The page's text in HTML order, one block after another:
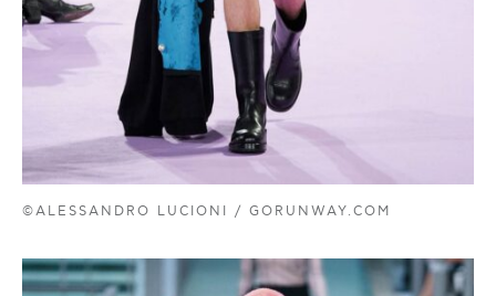
©ALESSANDRO LUCIONI / GORUNWAY.COM